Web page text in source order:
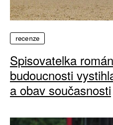
recenze
Spisovatelka
budoucnosti
a obav současnosti